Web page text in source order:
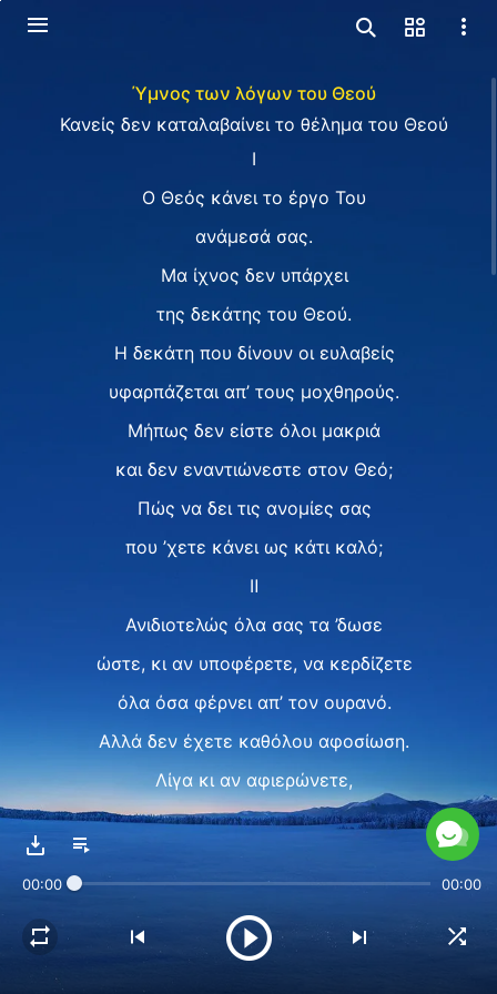
Ύμνος των λόγων του Θεού
Κανείς δεν καταλαβαίνει το θέλημα του Θεού
Ⅰ
Ο Θεός κάνει το έργο Του
ανάμεσά σας.
Μα ίχνος δεν υπάρχει
της δεκάτης του Θεού.
Η δεκάτη που δίνουν οι ευλαβείς
υφαρπάζεται απ’ τους μοχθηρούς.
Μήπως δεν είστε όλοι μακριά
και δεν εναντιώνεστε στον Θεό;
Πώς να δει τις ανομίες σας
που ’χετε κάνει ως κάτι καλό;
Ⅱ
Ανιδιοτελώς όλα σας τα ’δωσε
ώστε, κι αν υποφέρετε, να κερδίζετε
όλα όσα φέρνει απ’ τον ουρανό.
Αλλά δεν έχετε καθόλου αφοσίωση.
Λίγα κι αν αφιερώνετε,
έπειτα ζητάτε να ξεπληρωθούν.
Τι αξία έχει η συνεισφορά σας;
00:00 00:00